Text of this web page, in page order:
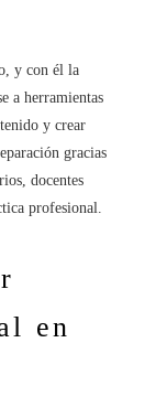
y con él la
a herramientas
y crear
gracias
docentes
profesional.
en